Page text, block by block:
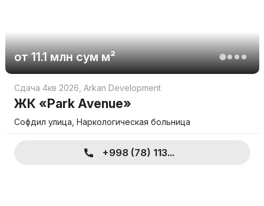
от11.1 млн сумм²
Сдача 4кв 2026 Arkan Development
ЖК «Park Avenue»
Софдил улица, Наркологическая больница
+998 (78) 113...